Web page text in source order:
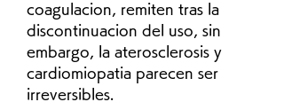
coagulacion, remiten tras la
discontinuacion del uso, sin
embargo, la aterosclerosis y
cardiomiopatia parecen ser
irreversibles.